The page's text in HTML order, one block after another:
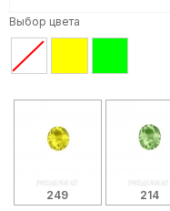
Выбор цвета
249 214